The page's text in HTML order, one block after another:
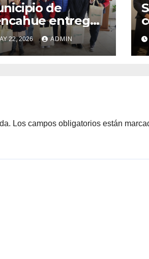
de
entrega
a 781
con
del Royalty
22, 2026 ADMIN
Los campos obligatorios están